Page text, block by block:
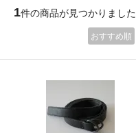
1件の商品が見つかりました
おすすめ順